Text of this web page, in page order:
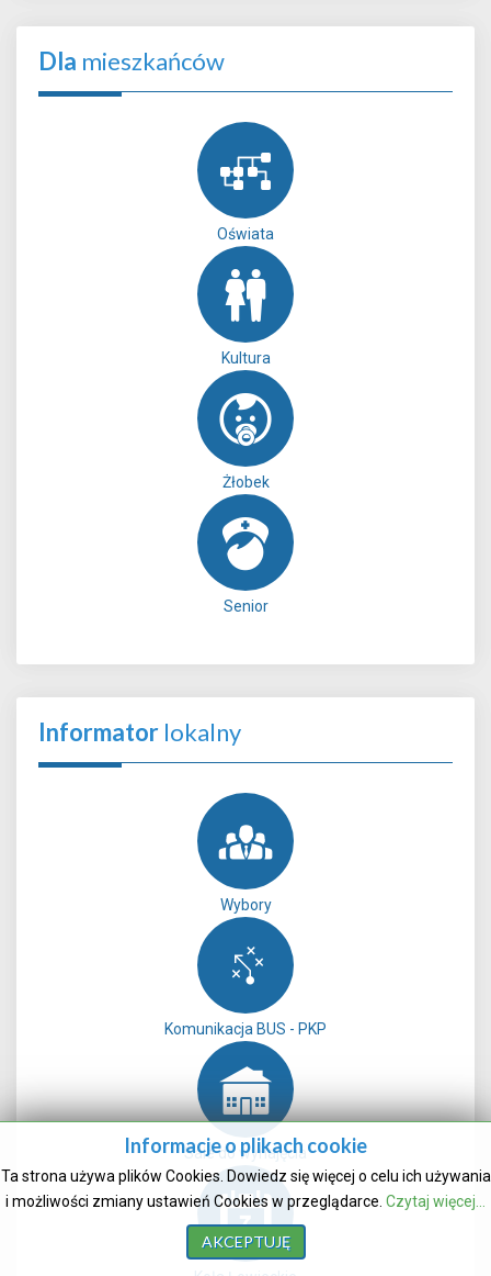
Dla mieszkańców
Oświata
Kultura
Żłobek
Senior
Informator lokalny
Wybory
Komunikacja BUS - PKP
Sale do wynajęcia
Informacje o plikach cookie
Ta strona używa plików Cookies. Dowiedz się więcej o celu ich używania
i możliwości zmiany ustawień Cookies w przeglądarce. Czytaj więcej...
AKCEPTUJĘ